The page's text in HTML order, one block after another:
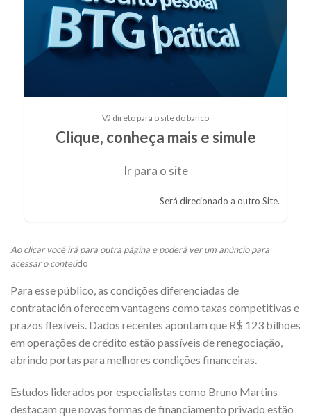
Vá direto para o site do banco
Clique, conheça mais e simule
Ir para o site
Será direcionado a outro Site.
Ao clicar você irá para outra página e poderá ver um anúncio para
acessar o conteúdo
Para esse público, as condições diferenciadas de
contratación oferecem vantagens como taxas competitivas e
prazos flexíveis. Dados recentes apontam que R$ 123 bilhões
em operações de crédito estão passíveis de renegociação,
abrindo portas para melhores condições financeiras.
Estudos liderados por especialistas como Bruno Martins
destacam que novas formas de financiamento privado estão